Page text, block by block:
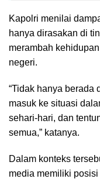
Kapolri menilai
hanya dirasakan di
merambah
negeri.
“Tidak hanya berada
masuk ke situasi
sehari-hari, dan
semua,” katanya.
Dalam konteks
media memiliki